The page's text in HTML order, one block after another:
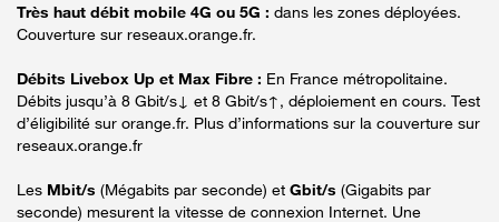
Très haut débit mobile 4G ou 5G : dans les zones déployées.
Couverture sur reseaux.orange.fr.
Débits Livebox Up et Max Fibre : En France métropolitaine.
Débits jusqu’à 8 Gbit/s↓ et 8 Gbit/s↑, déploiement en cours. Test
d’éligibilité sur orange.fr. Plus d’informations sur la couverture sur
reseaux.orange.fr
Les Mbit/s (Mégabits par seconde) et Gbit/s (Gigabits par
seconde) mesurent la vitesse de connexion Internet. Une